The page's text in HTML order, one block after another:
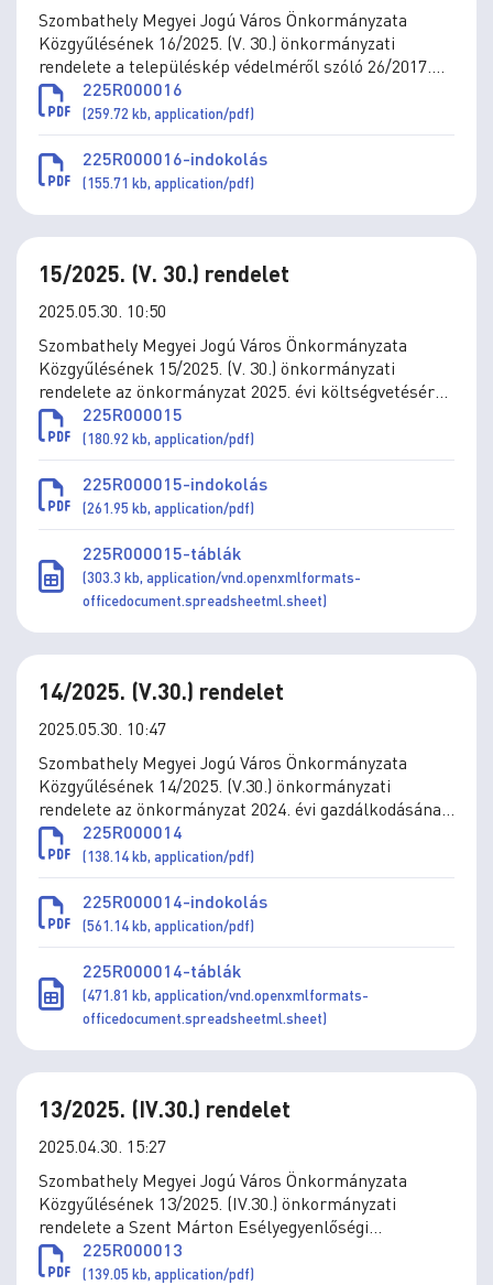
Szombathely Megyei Jogú Város Önkormányzata
Közgyűlésének 16/2025. (V. 30.) önkormányzati
rendelete a településkép védelméről szóló 26/2017.
(XII.20.) önkormányzati rendelet módosításáról
225R000016
(259.72 kb, application/pdf)
225R000016-indokolás
(155.71 kb, application/pdf)
15/2025. (V. 30.) rendelet
2025.05.30. 10:50
Szombathely Megyei Jogú Város Önkormányzata
Közgyűlésének 15/2025. (V. 30.) önkormányzati
rendelete az önkormányzat 2025. évi költségvetéséről
szóló 4/2025. (II.28.) önkormányzati rendelet
módosításáról
225R000015
(180.92 kb, application/pdf)
225R000015-indokolás
(261.95 kb, application/pdf)
225R000015-táblák
(303.3 kb, application/vnd.openxmlformats-
officedocument.spreadsheetml.sheet)
14/2025. (V.30.) rendelet
2025.05.30. 10:47
Szombathely Megyei Jogú Város Önkormányzata
Közgyűlésének 14/2025. (V.30.) önkormányzati
rendelete az önkormányzat 2024. évi gazdálkodásának
végrehajtásáról
225R000014
(138.14 kb, application/pdf)
225R000014-indokolás
(561.14 kb, application/pdf)
225R000014-táblák
(471.81 kb, application/vnd.openxmlformats-
officedocument.spreadsheetml.sheet)
13/2025. (IV.30.) rendelet
2025.04.30. 15:27
Szombathely Megyei Jogú Város Önkormányzata
Közgyűlésének 13/2025. (IV.30.) önkormányzati
rendelete a Szent Márton Esélyegyenlőségi
Támogatási Program működtetéséről szóló 1/2018.
(II.21.) önkormányzati rendelet módosításáról
225R000013
(139.05 kb, application/pdf)